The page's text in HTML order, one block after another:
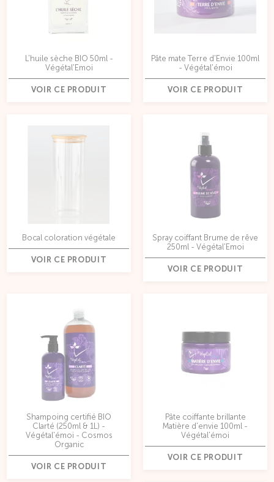
L'huile sèche BIO 50ml -
Végétal'Emoi
VOIR CE PRODUIT
Pâte mate Terre d'Envie 100ml
- Végétal'émoi
VOIR CE PRODUIT
Bocal coloration végétale
VOIR CE PRODUIT
Spray coiffant Brume de rêve
250ml - Végétal'Emoi
VOIR CE PRODUIT
Shampoing certifié BIO
Clarté (250ml & 1L) -
Végétal'émoi - Cosmos
Organic
VOIR CE PRODUIT
Pâte coiffante brillante
Matière d'envie 100ml -
Végétal'émoi
VOIR CE PRODUIT